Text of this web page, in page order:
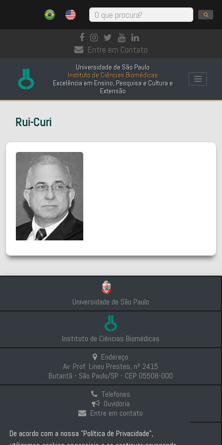
Entre em Contato
Universidade de São Paulo
Instituto de Ciências Biomédicas
Excelência em Ensino, Pesquisa e Cultura e
Extensão
Rui-Curi
Universidade de São Paulo
Instituto de Ciências Biomédicas
Endereço
Av. Prof. Lineu Prestes, nº 2415
Butantã - São Paulo/SP - CEP 05508-000
Telefones
Ouvidoria
Entre em contato
Intranet
Comunicação e Imprensa
De acordo com a nossa "Política de Privacidade",